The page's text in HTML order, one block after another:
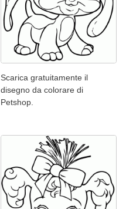
Scarica gratuitamente il
disegno da colorare di
Petshop.